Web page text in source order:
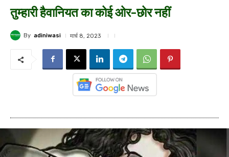
तुम्हारी हैवानियत का कोई ओर-छोर नहीं
By adiniwasi मार्च 8, 2023